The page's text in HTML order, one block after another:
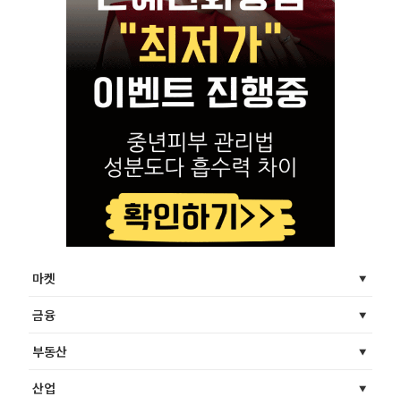
마켓
금융
부동산
산업